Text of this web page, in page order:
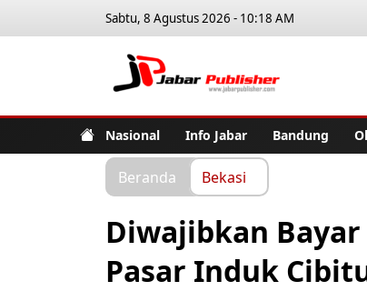
Sabtu, 8 Agustus 2026 - 10:18 AM
Nasional Info Jabar Bandung
Beranda Bekasi
Diwajibkan Bayar
Pasar Induk